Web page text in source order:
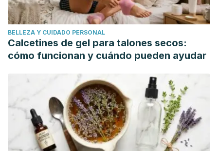
BELLEZA Y CUIDADO PERSONAL
Calcetines de gel para talones secos:
cómo funcionan y cuándo pueden ayudar